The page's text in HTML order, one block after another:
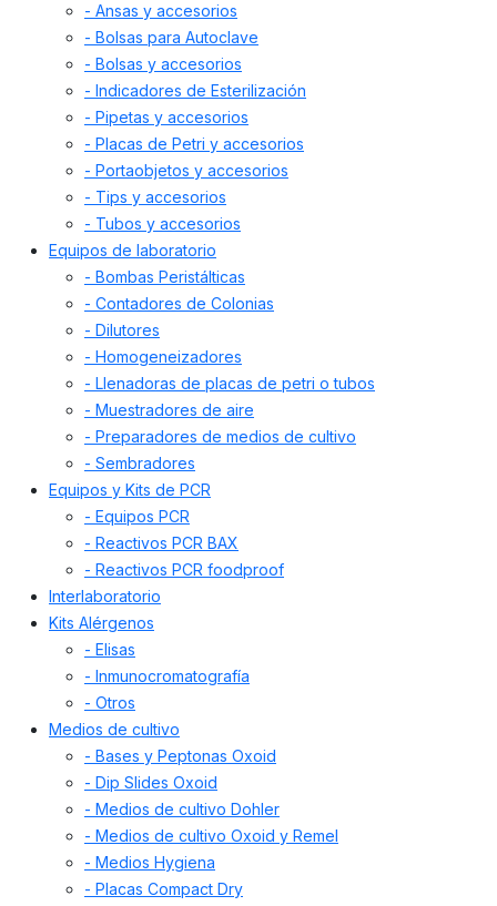
- Ansas y accesorios
- Bolsas para Autoclave
- Bolsas y accesorios
- Indicadores de Esterilización
- Pipetas y accesorios
- Placas de Petri y accesorios
- Portaobjetos y accesorios
- Tips y accesorios
- Tubos y accesorios
Equipos de laboratorio
- Bombas Peristálticas
- Contadores de Colonias
- Dilutores
- Homogeneizadores
- Llenadoras de placas de petri o tubos
- Muestradores de aire
- Preparadores de medios de cultivo
- Sembradores
Equipos y Kits de PCR
- Equipos PCR
- Reactivos PCR BAX
- Reactivos PCR foodproof
Interlaboratorio
Kits Alérgenos
- Elisas
- Inmunocromatografía
- Otros
Medios de cultivo
- Bases y Peptonas Oxoid
- Dip Slides Oxoid
- Medios de cultivo Dohler
- Medios de cultivo Oxoid y Remel
- Medios Hygiena
- Placas Compact Dry